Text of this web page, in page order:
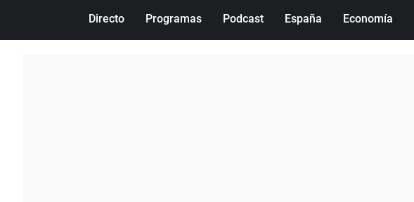
Directo Programas Podcast España Economía